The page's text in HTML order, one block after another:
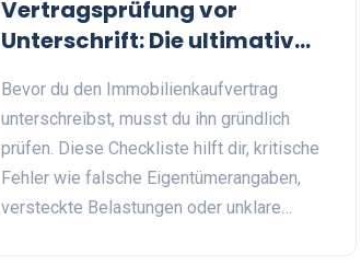
Vertragsprüfung vor
Unterschrift: Die ultimative
Immobilienkäufer in
Deutschland
Bevor du den Immobilienkaufvertrag
unterschreibst, musst du ihn gründlich
prüfen. Diese Checkliste hilft dir, kritische
Fehler wie falsche Eigentümerangaben,
versteckte Belastungen oder unklare